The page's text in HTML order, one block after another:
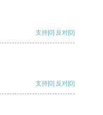
支持[0] 反对[0]
支持[0] 反对[0]